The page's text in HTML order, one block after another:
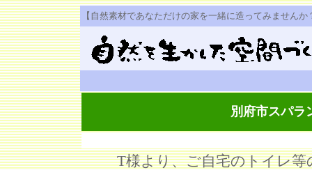
【自然素材であなただけの家を一緒に造ってみませんか
別府市スパ
T様より、ご自宅のトイレ